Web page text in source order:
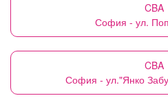
CBA
София - ул.
CBA
София - ул."Янко